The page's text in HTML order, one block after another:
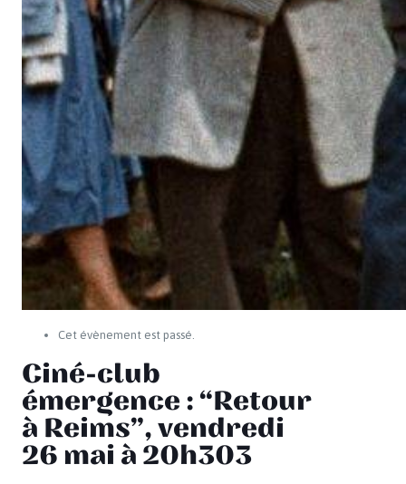
Cet évènement est passé.
Ciné-club
émergence : “Retour
à Reims”, vendredi
26 mai à 20h303